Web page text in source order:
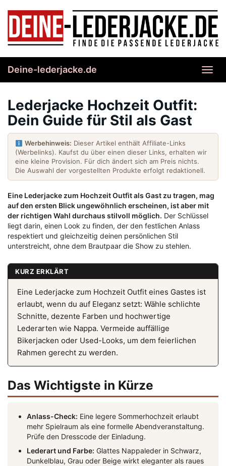
content
Deine-lederjacke.de
Lederjacke Hochzeit Outfit:
Dein Guide für Stil als Gast
Werbehinweis: Dieser Artikel enthält Affiliate-Links
(Werbelinks). Kaufst du über einen dieser Links, erhalten wir
eine kleine Provision. Für dich ändert sich am Preis nichts.
Die Auswahl der vorgestellten Produkte erfolgt redaktionell.
Eine Lederjacke zum Hochzeit Outfit als Gast zu tragen, mag
auf den ersten Blick ungewöhnlich erscheinen, ist aber mit
der richtigen Wahl durchaus stilvoll möglich. Der Schlüssel
liegt darin, einen Look zu finden, der den festlichen Anlass
respektiert und gleichzeitig deinen persönlichen Stil
unterstreicht, ohne dem Brautpaar die Show zu stehlen.
KURZ ERKLÄRT
Eine Lederjacke zum Hochzeit Outfit eines Gastes ist
erlaubt, wenn du auf Eleganz setzt: Wähle schlichte
Schnitte, dezente Farben und hochwertige
Lederarten wie Nappa. Vermeide auffällige
Bikerjacken oder Used-Looks, um dem feierlichen
Rahmen gerecht zu werden.
Das Wichtigste in Kürze
Anlass-Check: Eine legere Sommerhochzeit erlaubt
mehr Spielraum als eine formelle Abendveranstaltung.
Prüfe den Dresscode der Einladung.
Lederart und Farbe: Glattes Nappaleder in Schwarz,
Dunkelblau, Grau oder Beige wirkt eleganter als raues